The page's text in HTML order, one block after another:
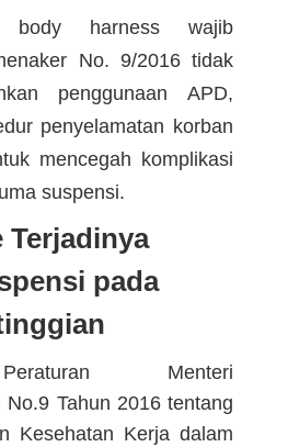
body harness wajib
No. 9/2016 tidak
penggunaan APD,
penyelamatan korban
mencegah komplikasi
suspensi.
Terjadinya
pada
Menteri
No.9 Tahun 2016 tentang
Kesehatan Kerja dalam